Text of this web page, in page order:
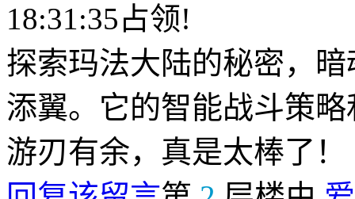
18:31:35占领!
探索玛法大陆的秘密，
添翼。它的智能战斗策
游刃有余，真是太棒了！